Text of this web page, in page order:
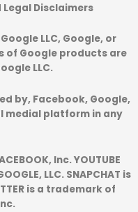
Legal Disclaimers
LLC, Google, or
of Google products are
LLC.
by, Facebook, Google,
medial platform in any
Inc. YOUTUBE
LLC. SNAPCHAT is
is a trademark of